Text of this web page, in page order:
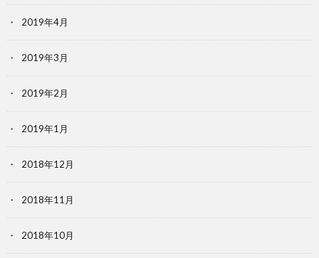
2019年4月
2019年3月
2019年2月
2019年1月
2018年12月
2018年11月
2018年10月